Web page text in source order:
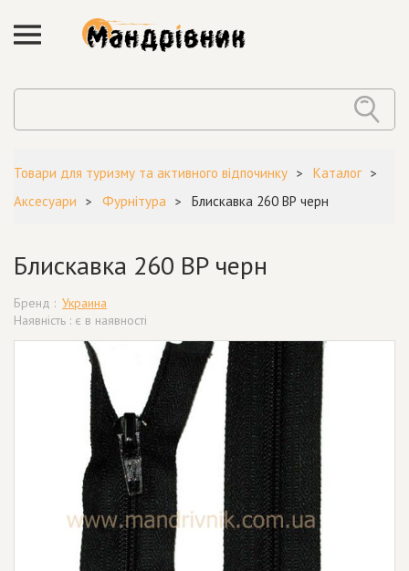
Товари для туризму та активного відпочинку
Каталог
Аксесуари
Фурнітура Блискавка 260 ВР черн
Блискавка 260 ВР черн
Бренд : Украина
Наявність : є в наявності